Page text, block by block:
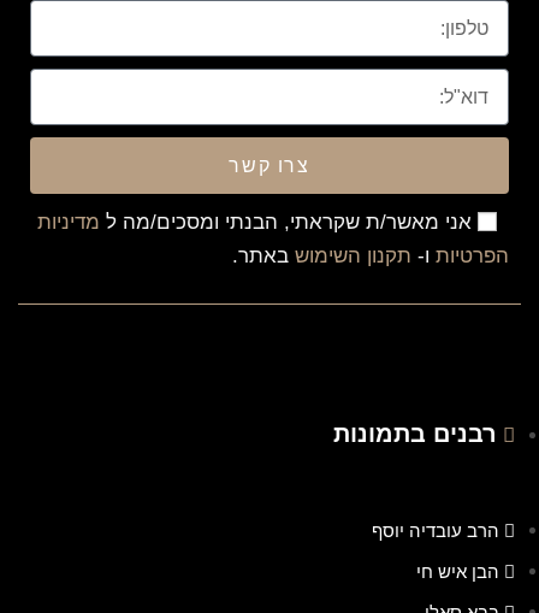
אני מאשר/ת שקראתי, הבנתי ומסכים/מה ל מדיניות
הפרטיות ו- תקנון השימוש באתר.
צרו קשר
רבנים בתמונות
הרב עובדיה יוסף
הבן איש חי